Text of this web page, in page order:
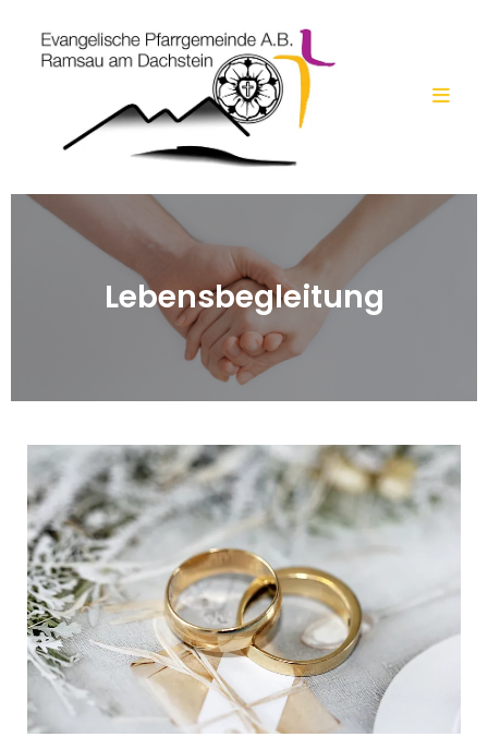
Lebensbegleitung